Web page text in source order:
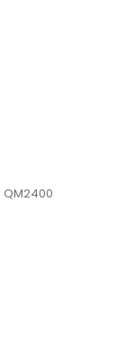
QM2400